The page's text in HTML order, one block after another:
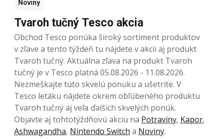
Noviny
Tvaroh tučný Tesco akcia
Obchod Tesco ponúka široký sortiment produktov
v zľave a tento týždeň tu nájdete v akcii aj produkt
Tvaroh tučný. Aktuálna zľava na produkt Tvaroh
tučný je v Tesco platná 05.08.2026 - 11.08.2026.
Nezmeškajte túto skvelú ponuku a ušetrite. V
Tesco letáku nájdete okrem obľúbeného produktu
Tvaroh tučný aj veľa ďalších skvelých ponúk.
Objavte aj tohtotýždňovú akciu na Potraviny, Kapor,
Ashwagandha, Nintendo Switch a Noviny.